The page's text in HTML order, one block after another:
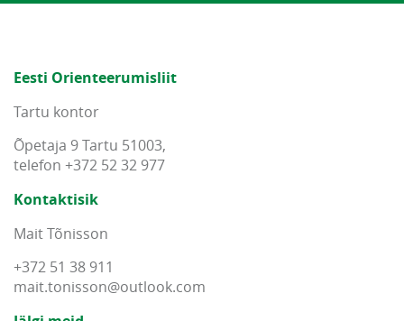
Eesti Orienteerumisliit
Tartu kontor
Õpetaja 9 Tartu 51003,
telefon +372 52 32 977
Kontaktisik
Mait Tõnisson
+372 51 38 911
mait.tonisson@outlook.com